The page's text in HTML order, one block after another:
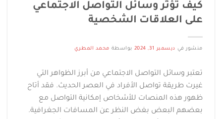
كيف تؤثر وسائل التواصل الاجتماعي
على العلاقات الشخصية
منشور في ديسمبر 31, 2024 بواسطة محمد المطري
تعتبر وسائل التواصل الاجتماعي من أبرز الظواهر التي
غيرت طريقة تواصل الأفراد في العصر الحديث. فقد أتاح
ظهور هذه المنصات للأشخاص إمكانية التواصل مع
بعضهم البعض بغض النظر عن المسافات الجغرافية.